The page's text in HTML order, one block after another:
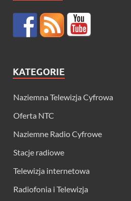
KATEGORIE
Naziemna Telewizja Cyfrowa
Oferta NTC
Naziemne Radio Cyfrowe
Stacje radiowe
Telewizja internetowa
Radiofonia i Telewizja